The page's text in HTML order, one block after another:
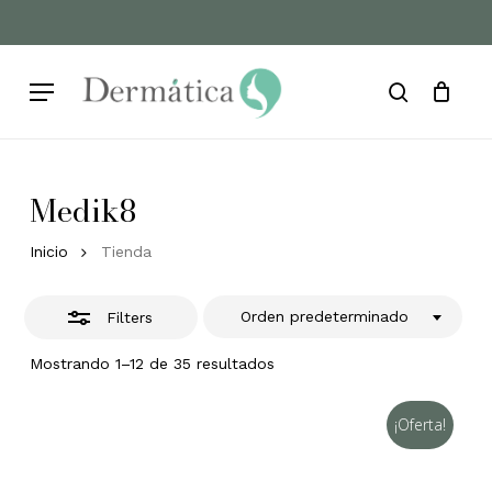
to
content
Menu search
Cart Close
Medik8
Inicio Tienda
Filters
Mostrando 1–12 de 35 resultados
Orden predeterminado
Close
¡Oferta!